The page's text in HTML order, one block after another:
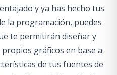
y ya has hecho tus
la programación, puedes
te permitirán diseñar y
gráficos en base a
de tus fuentes de